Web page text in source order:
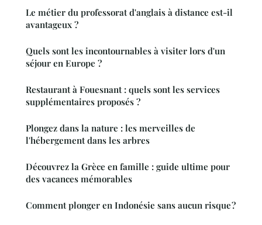
Le métier du professorat d'anglais à distance est-il
avantageux ?
Quels sont les incontournables à visiter lors d'un
séjour en Europe ?
Restaurant à Fouesnant : quels sont les services
supplémentaires proposés ?
Plongez dans la nature : les merveilles de
l'hébergement dans les arbres
Découvrez la Grèce en famille : guide ultime pour
des vacances mémorables
Comment plonger en Indonésie sans aucun risque ?